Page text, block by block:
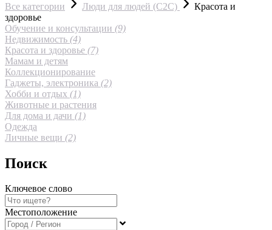
Все категории Люди для людей (С2С)
Красота и
здоровье
Обучение и консультации (9)
Недвижимость (4)
Красота и здоровье (7)
Мамам и детям
Коллекционирование
Гаджеты, электроника (2)
Хобби и отдых (1)
Животные и растения
Для дома и дачи (1)
Одежда
Личные вещи (2)
Поиск
Ключевое слово
Местоположение